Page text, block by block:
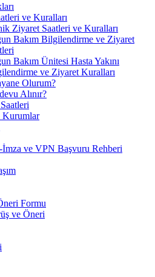
ve Kuralları
Ziyaret Saatleri ve Kuralları
Bakım Bilgilendirme ve Ziyaret
Bakım Ünitesi Hasta Yakını
ve Ziyaret Kuralları
Olurum?
Alınır?
Kurumlar
ve VPN Başvuru Rehberi
Formu
ve Öneri